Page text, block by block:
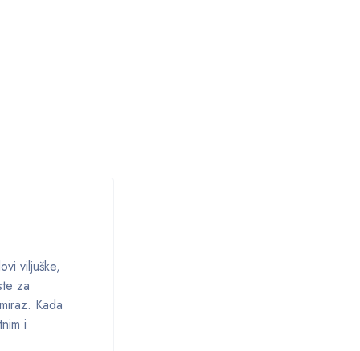
viljuške,
za
Kada
i